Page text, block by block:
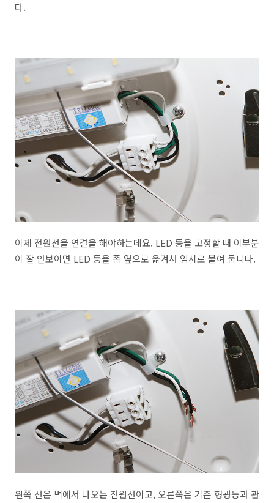
다.
이제 전원선을 연결을 해야하는데요. LED 등을 고정할 때 이부분
이 잘 안보이면 LED 등을 좀 옆으로 옮겨서 임시로 붙여 둡니다.
왼쪽 선은 벽에서 나오는 전원선이고, 오른쪽은 기존 형광등과 관